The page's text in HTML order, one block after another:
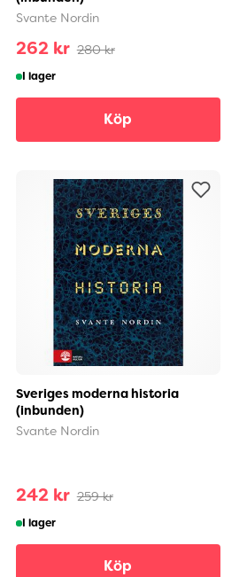
Svante Nordin
262 kr 280 kr
I lager
Köp
Sveriges moderna historia
(inbunden)
Svante Nordin
242 kr 259 kr
I lager
Köp